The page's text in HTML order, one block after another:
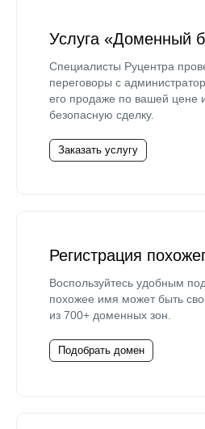
Услуга «Доменный
Специалисты Руцентра
переговоры с
его продаже по вашей цене
безопасную сделку.
Заказать услугу
Регистрация
Воспользуйтесь удобным
похожее имя может быть
из 700+ доменных зон.
Подобрать домен